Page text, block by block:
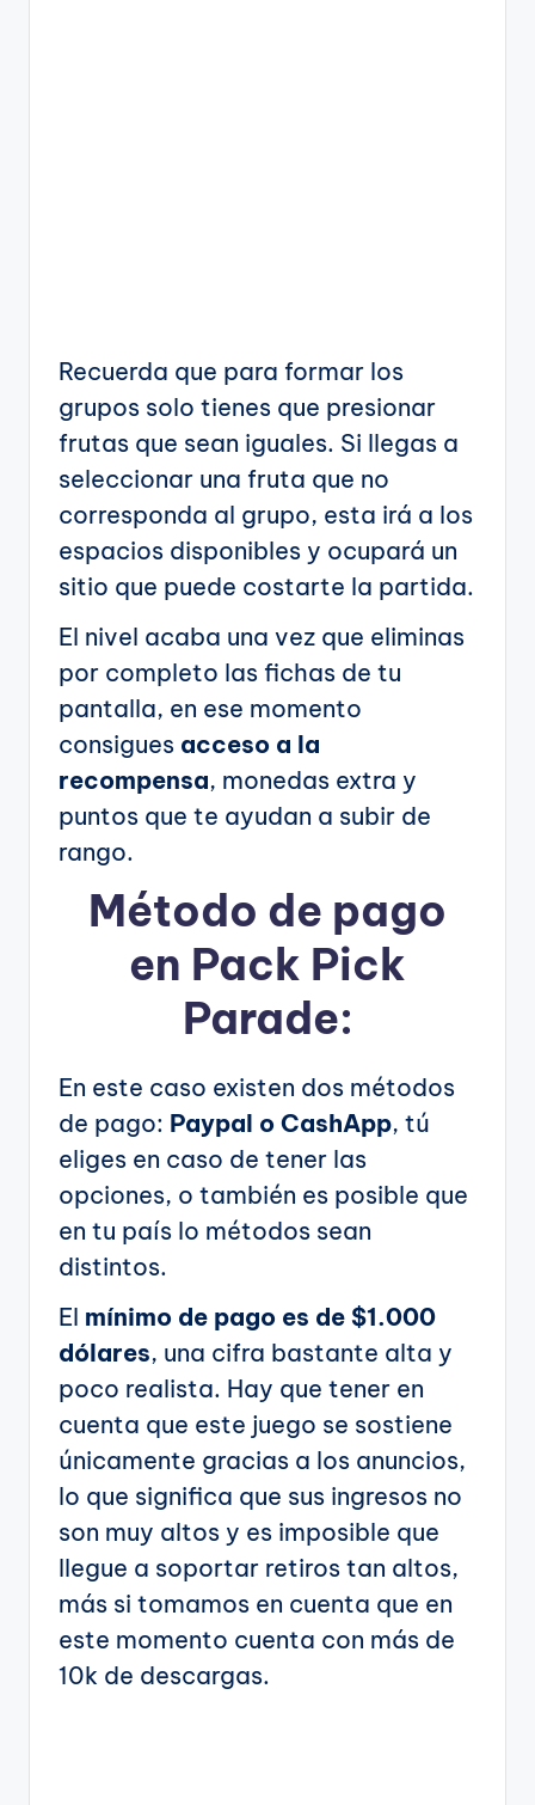
Recuerda que para formar los
grupos solo tienes que presionar
frutas que sean iguales. Si llegas a
seleccionar una fruta que no
corresponda al grupo, esta irá a los
espacios disponibles y ocupará un
sitio que puede costarte la partida.
El nivel acaba una vez que eliminas
por completo las fichas de tu
pantalla, en ese momento
consigues acceso a la
recompensa, monedas extra y
puntos que te ayudan a subir de
rango.
Método de pago
en Pack Pick
Parade:
En este caso existen dos métodos
de pago: Paypal o CashApp, tú
eliges en caso de tener las
opciones, o también es posible que
en tu país lo métodos sean
distintos.
El mínimo de pago es de $1.000
dólares, una cifra bastante alta y
poco realista. Hay que tener en
cuenta que este juego se sostiene
únicamente gracias a los anuncios,
lo que significa que sus ingresos no
son muy altos y es imposible que
llegue a soportar retiros tan altos,
más si tomamos en cuenta que en
este momento cuenta con más de
10k de descargas.